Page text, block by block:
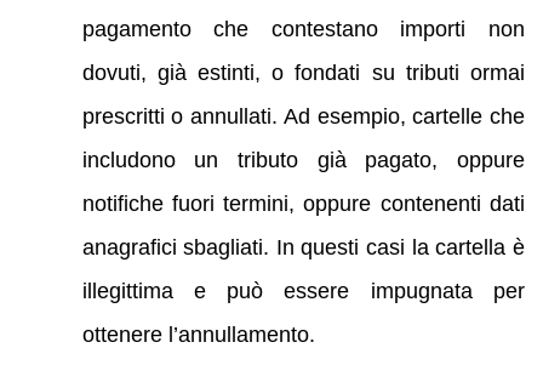
pagamento che contestano importi non
dovuti, già estinti, o fondati su tributi ormai
prescritti o annullati. Ad esempio, cartelle che
includono un tributo già pagato, oppure
notifiche fuori termini, oppure contenenti dati
anagrafici sbagliati. In questi casi la cartella è
illegittima e può essere impugnata per
ottenere l’annullamento.